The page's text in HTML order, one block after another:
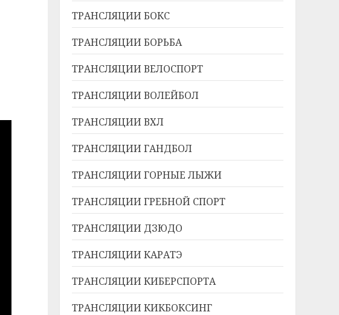
ТРАНСЛЯЦИИ БОКС
ТРАНСЛЯЦИИ БОРЬБА
ТРАНСЛЯЦИИ ВЕЛОСПОРТ
ТРАНСЛЯЦИИ ВОЛЕЙБОЛ
ТРАНСЛЯЦИИ ВХЛ
ТРАНСЛЯЦИИ ГАНДБОЛ
ТРАНСЛЯЦИИ ГОРНЫЕ ЛЫЖИ
ТРАНСЛЯЦИИ ГРЕБНОЙ СПОРТ
ТРАНСЛЯЦИИ ДЗЮДО
ТРАНСЛЯЦИИ КАРАТЭ
ТРАНСЛЯЦИИ КИБЕРСПОРТА
ТРАНСЛЯЦИИ КИКБОКСИНГ